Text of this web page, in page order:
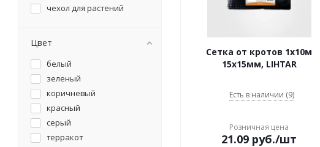
Сетка от кротов 1х10м
15х15мм, LIHTAR
Есть в наличии (9)
Розничная цена
21.09 руб./шт
чехол для растений
Цвет
белый
зеленый
коричневый
красный
серый
терракот